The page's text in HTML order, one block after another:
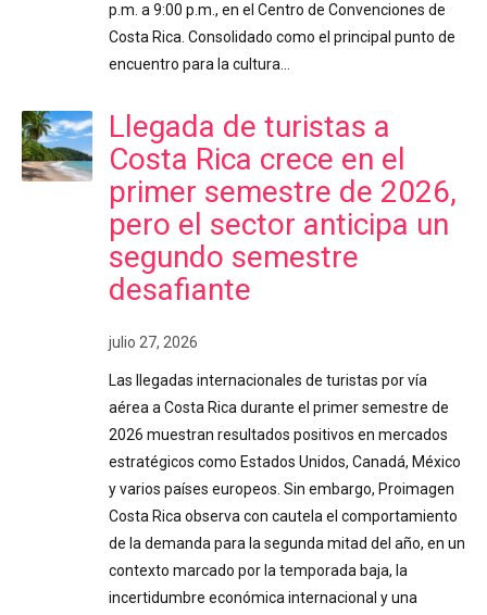
p.m. a 9:00 p.m., en el Centro de Convenciones de
Costa Rica. Consolidado como el principal punto de
encuentro para la cultura…
Llegada de turistas a
Costa Rica crece en el
primer semestre de 2026,
pero el sector anticipa un
segundo semestre
desafiante
julio 27, 2026
Las llegadas internacionales de turistas por vía
aérea a Costa Rica durante el primer semestre de
2026 muestran resultados positivos en mercados
estratégicos como Estados Unidos, Canadá, México
y varios países europeos. Sin embargo, Proimagen
Costa Rica observa con cautela el comportamiento
de la demanda para la segunda mitad del año, en un
contexto marcado por la temporada baja, la
incertidumbre económica internacional y una